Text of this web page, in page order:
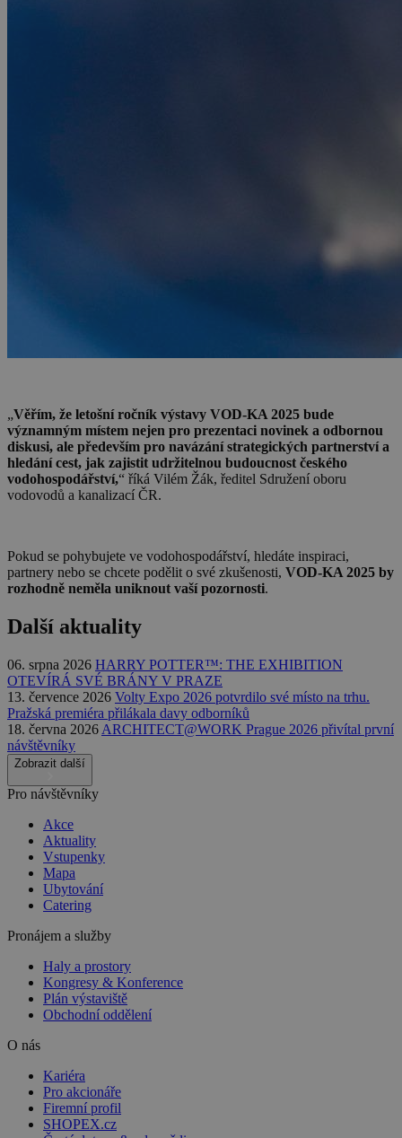
„Věřím, že letošní ročník výstavy VOD-KA 2025 bude
významným místem nejen pro prezentaci novinek a odbornou
diskusi, ale především pro navázání strategických partnerství a
hledání cest, jak zajistit udržitelnou budoucnost českého
vodohospodářství,“ říká Vilém Žák, ředitel Sdružení oboru
vodovodů a kanalizací ČR.
Pokud se pohybujete ve vodohospodářství, hledáte inspiraci,
partnery nebo se chcete podělit o své zkušenosti, VOD-KA 2025 by
rozhodně neměla uniknout vaší pozornosti.
Další aktuality
06. srpna 2026 HARRY POTTER™: THE EXHIBITION
OTEVÍRÁ SVÉ BRÁNY V PRAZE
13. července 2026 Volty Expo 2026 potvrdilo své místo na trhu.
Pražská premiéra přilákala davy odborníků
18. června 2026 ARCHITECT@WORK Prague 2026 přivítal první
návštěvníky
Zobrazit další
Pro návštěvníky
Akce
Aktuality
Vstupenky
Mapa
Ubytování
Catering
Pronájem a služby
Haly a prostory
Kongresy & Konference
Plán výstaviště
Obchodní oddělení
O nás
Kariéra
Pro akcionáře
Firemní profil
SHOPEX.cz